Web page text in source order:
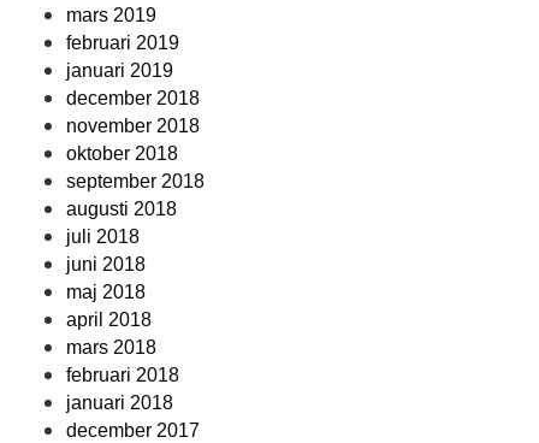
mars 2019
februari 2019
januari 2019
december 2018
november 2018
oktober 2018
september 2018
augusti 2018
juli 2018
juni 2018
maj 2018
april 2018
mars 2018
februari 2018
januari 2018
december 2017